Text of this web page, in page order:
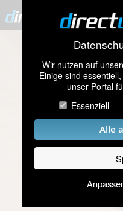
Wir nutzen auf
Einige sind
unser Portal
Essenziell
Alle